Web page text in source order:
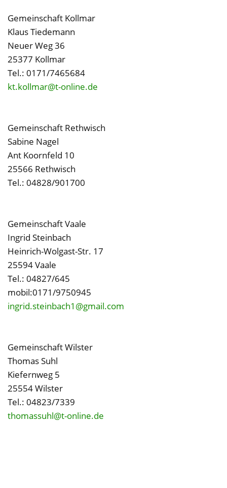
Gemeinschaft Kollmar
Klaus Tiedemann
Neuer Weg 36
25377 Kollmar
Tel.: 0171/7465684
kt.kollmar@t-online.de
Gemeinschaft Rethwisch
Sabine Nagel
Ant Koornfeld 10
25566 Rethwisch
Tel.: 04828/901700
Gemeinschaft Vaale
Ingrid Steinbach
Heinrich-Wolgast-Str. 17
25594 Vaale
Tel.: 04827/645
mobil:0171/9750945
ingrid.steinbach1@gmail.com
Gemeinschaft Wilster
Thomas Suhl
Kiefernweg 5
25554 Wilster
Tel.: 04823/7339
thomassuhl@t-online.de